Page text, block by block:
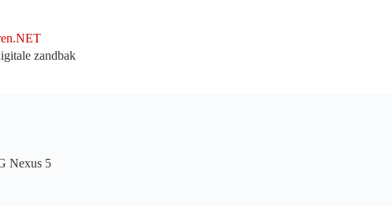
zandbak
Nexus 5